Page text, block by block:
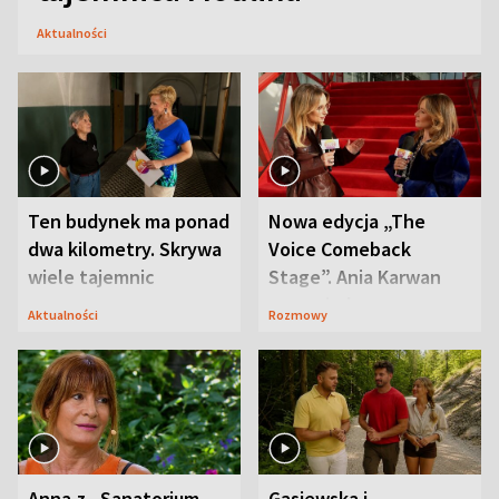
Aktualności
Ten budynek ma ponad
dwa kilometry. Skrywa
wiele tajemnic
Aktualności
Nowa edycja „The
Voice Comeback
Stage”. Ania Karwan
zapowiada
Rozmowy